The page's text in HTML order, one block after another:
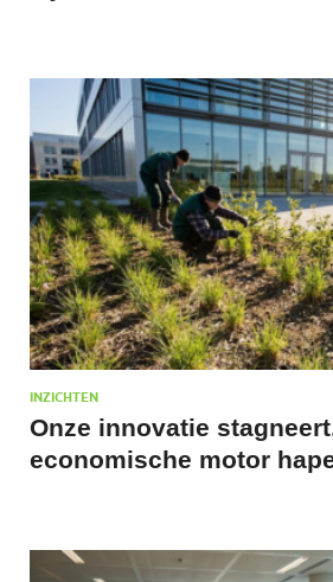
INZICHTEN
Onze innovatie
economische motor